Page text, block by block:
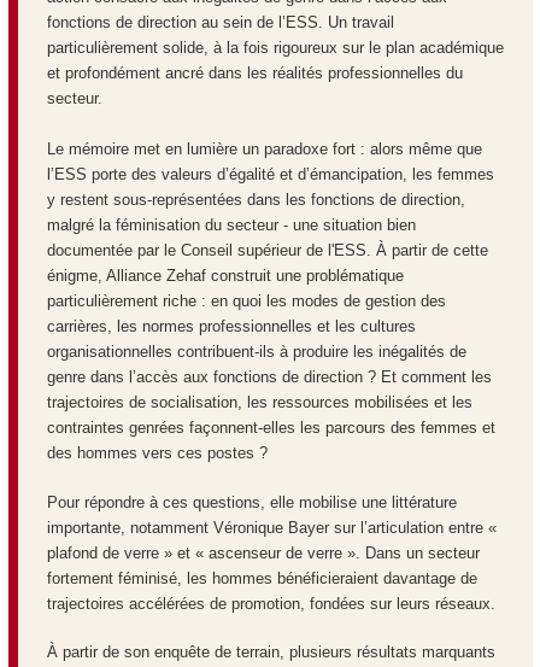
fonctions de direction au sein de l’ESS. Un travail
particulièrement solide, à la fois rigoureux sur le plan académique
et profondément ancré dans les réalités professionnelles du
secteur.
Le mémoire met en lumière un paradoxe fort : alors même que
l’ESS porte des valeurs d’égalité et d’émancipation, les femmes
y restent sous-représentées dans les fonctions de direction,
malgré la féminisation du secteur - une situation bien
documentée par le Conseil supérieur de l'ESS. À partir de cette
énigme, Alliance Zehaf construit une problématique
particulièrement riche : en quoi les modes de gestion des
carrières, les normes professionnelles et les cultures
organisationnelles contribuent-ils à produire les inégalités de
genre dans l’accès aux fonctions de direction ? Et comment les
trajectoires de socialisation, les ressources mobilisées et les
contraintes genrées façonnent-elles les parcours des femmes et
des hommes vers ces postes ?
Pour répondre à ces questions, elle mobilise une littérature
importante, notamment Véronique Bayer sur l’articulation entre «
plafond de verre » et « ascenseur de verre ». Dans un secteur
fortement féminisé, les hommes bénéficieraient davantage de
trajectoires accélérées de promotion, fondées sur leurs réseaux.
À partir de son enquête de terrain, plusieurs résultats marquants